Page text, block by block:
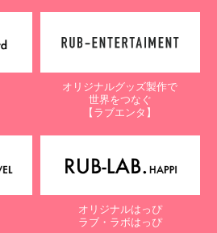
オリジナルグッズ製作で
世界をつなぐ
【ラブエンタ】
オリジナルはっぴ
ラブ・ラボはっぴ